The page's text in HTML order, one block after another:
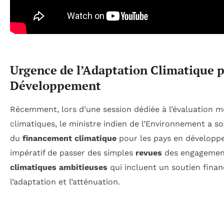
Urgence de l’Adaptation Climatique
Développement
Récemment, lors d’une session dédiée à l’évaluation
climatiques, le ministre indien de l’Environnement a
du financement climatique pour les pays en
impératif de passer des simples revues des
climatiques ambitieuses qui incluent un soutien
l’adaptation et l’atténuation.